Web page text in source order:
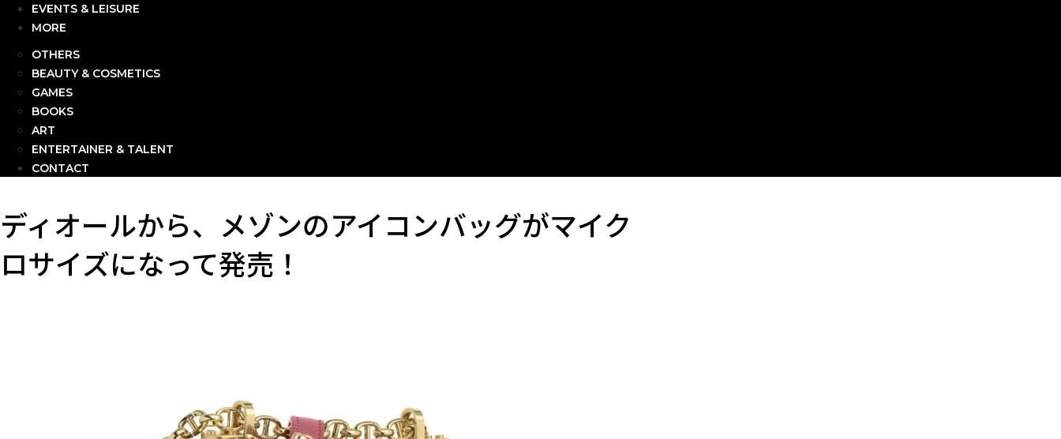
EVENTS & LEISURE
MORE
OTHERS
BEAUTY & COSMETICS
GAMES
BOOKS
ART
ENTERTAINER & TALENT
CONTACT
ディオールから、メゾンのアイコンバッグがマイク
ロサイズになって発売！